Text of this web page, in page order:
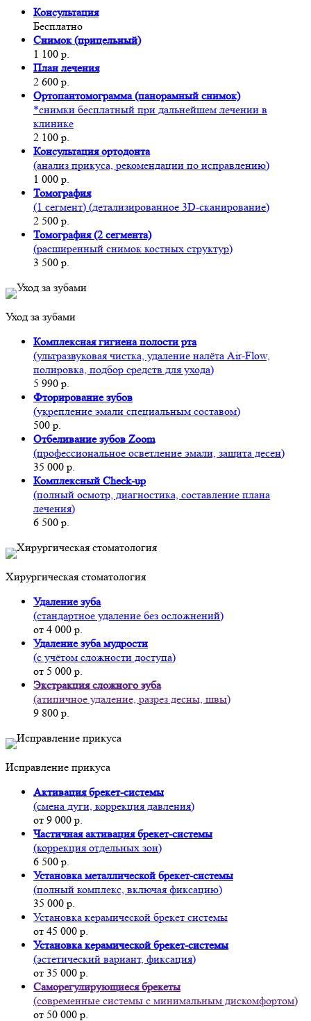
Консультация
Бесплатно
Снимок (прицельный)
1 100 р.
План лечения
2 600 р.
Ортопантомограмма (панорамный снимок)
*снимки бесплатный при дальнейшем лечении в
клинике
2 100 р.
Консультация ортодонта
(анализ прикуса, рекомендации по исправлению)
1 000 р.
Томография
(1 сегмент) (детализированное 3D-сканирование)
2 500 р.
Томография (2 сегмента)
(расширенный снимок костных структур)
3 500 р.
Уход за зубами
Комплексная гигиена полости рта
(ультразвуковая чистка, удаление налёта Air-Flow,
полировка, подбор средств для ухода)
5 990 р.
Фторирование зубов
(укрепление эмали специальным составом)
500 р.
Отбеливание зубов Zoom
(профессиональное осветление эмали, защита десен)
35 000 р.
Комплексный Check-up
(полный осмотр, диагностика, составление плана
лечения)
6 500 р.
Хирургическая стоматология
Удаление зуба
(стандартное удаление без осложнений)
от 4 000 р.
Удаление зуба мудрости
(с учётом сложности доступа)
от 5 000 р.
Экстракция сложного зуба
(атипичное удаление, разрез десны, швы)
9 800 р.
Исправление прикуса
Активация брекет-системы
(смена дуги, коррекция давления)
от 9 000 р.
Частичная активация брекет-системы
(коррекция отдельных зон)
6 500 р.
Установка металлической брекет-системы
(полный комплекс, включая фиксацию)
35 000 р.
Установка керамической брекет системы
от 45 000 р.
Установка керамической брекет-системы
(эстетический вариант, фиксация)
от 35 000 р.
Саморегулирующиеся брекеты
(современные системы с минимальным дискомфортом)
от 50 000 р.